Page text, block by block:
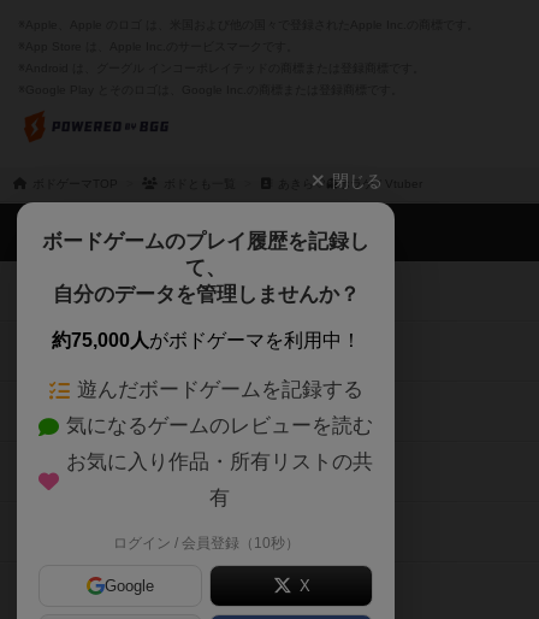
あきら🤍👻ホラゲ / Vtuber
閉じる
ボードゲームのプレイ履歴を記録し
て、
自分のデータを管理しませんか？
約75,000人がボドゲーマを利用中！
遊んだボードゲームを記録する
気になるゲームのレビューを読む
お気に入り作品・所有リストの共
有
ログイン / 会員登録（10秒）
Google X
ボドゲーマTOP
ボードゲームを検索する
ボードゲームの新着レビュー
ボードゲーム会情報
メカニクス特集
掲示板・トピックス
ボドとも・会員一覧